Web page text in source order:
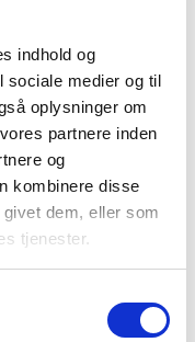
indhold og
sociale medier og til
oplysninger om
partnere inden
og
kombinere disse
dem, eller som
tjenester.
Summit
– Sea to Summit
Sil – 5 liter
Den
oprindelige
pris
var:
159 kr.
99kr
aktuelle
pris
er:
99 kr.